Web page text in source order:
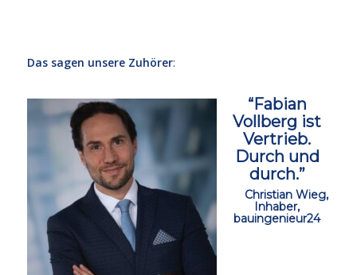
Das sagen unsere Zuhörer:
“Fabian
Vollberg ist
Vertrieb.
Durch und
durch.”
Christian Wieg,
Inhaber,
bauingenieur24